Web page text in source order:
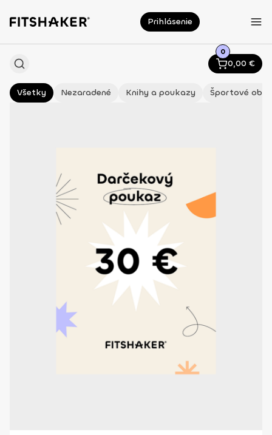
Prihlásenie
0
0,00 €
Všetky Nezaradené Knihy a poukazy Športové